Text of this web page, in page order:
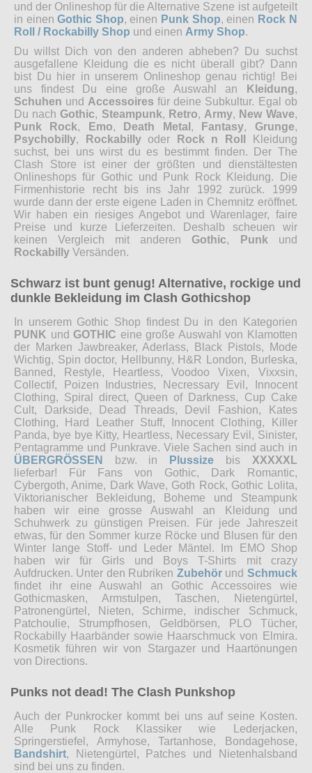
und der Onlineshop für die Alternative Szene ist aufgeteilt
in einenGothic Shop, einen Punk Shop, einen Rock N
Roll / Rockabilly Shop und einen Army Shop.
Du willst Dich von den anderen abheben? Du suchst
ausgefallene Kleidung die es nicht überall gibt? Dann
bist Du hier in unserem Onlineshop genau richtig! Bei
uns findest Du eine große Auswahl an
Kleidung,
Schuhen und Accessoires für deine Subkultur. Egal ob
Du nach Gothic, Steampunk, Retro, Army, New Wave,
Punk Rock, Emo, Death Metal , Fantasy, Grunge,
Psychobilly, Rockabillyoder Rock n Roll
Kleidung
suchst, bei uns wirst du es bestimmt finden. Der The
Clash Store ist einer der größten und dienstältesten
Onlineshops für Gothic und Punk Rock Kleidung. Die
Firmenhistorie recht bis ins Jahr 1992 zurück. 1999
wurde dann der erste eigene Laden in Chemnitz eröffnet.
Wir haben ein riesiges Angebot und Warenlager, faire
Preise und kurze Lieferzeiten. Deshalb scheuen wir
keinen Vergleich mit anderen Gothic, Punk und
Rockabilly Versänden.
Schwarz ist bunt genug! Alternative, rockige und
dunkle Bekleidung im Clash Gothicshop
In unserem Gothic Shop findest Du in den Kategorien
PUNK und GOTHIC eine große Auswahl von Klamotten
der Marken Jawbreaker, Aderlass, Black Pistols, Mode
Wichtig, Spin doctor, Hellbunny, H&R London, Burleska,
Banned, Restyle, Heartless, Voodoo Vixen, Vixxsin,
Collectif, Poizen Industries, Necressary Evil, Innocent
Clothing, Spiral direct, Queen of Darkness, Cup Cake
Cult, Darkside, Dead Threads, Devil Fashion, Kates
Clothing, Hard Leather Stuff, Innocent Clothing, Killer
Panda, bye bye Kitty, Heartless, Necessary Evil, Sinister,
Pentagramme und Punkrave. Viele Sachen sind auch in
ÜBERGRÖSSEN
bzw. in Plussize bis XXXXXL
lieferbar! Für Fans von Gothic, Dark Romantic,
Cybergoth, Anime, Dark Wave, Goth Rock, Gothic Lolita,
Viktorianischer Bekleidung, Boheme und Steampunk
haben wir eine grosse Auswahl an Kleidung und
Schuhwerk zu günstigen Preisen. Für jede Jahreszeit
etwas, für den Sommer kurze Röcke und Blusen für den
Winter lange Stoff- und Leder Mäntel. Im EMO Shop
haben wir für Girls und Boys T-Shirts mit crazy
Aufdrucken. Unter den Rubriken Zubehörund Schmuck
findet ihr eine Auswahl an Gothic Accessoires wie
Gothicmasken, Armstulpen, Taschen, Nietengürtel,
Patronengürtel, Nieten, Schirme, indischer Schmuck,
Patchoulie, Strumpfhosen, Geldbörsen, PLO Tücher,
Rockabilly Haarbänder sowie Haarschmuck von Elmira.
Kosmetik führen wir von Stargazer und Haartönungen
von Directions.
Punks not dead! The Clash Punkshop
Auch der Punkrocker kommt bei uns auf seine Kosten.
Alle Punk Rock Klassiker wie Lederjacken,
Springerstiefel, Armyhose, Tartanhose, Bondagehose,
Bandshirt, Nietengürtel, Patches und Nietenhalsband
sind bei uns zu finden.